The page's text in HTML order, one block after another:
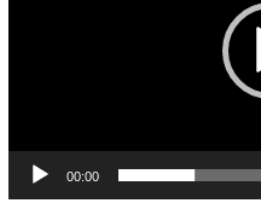
00:00